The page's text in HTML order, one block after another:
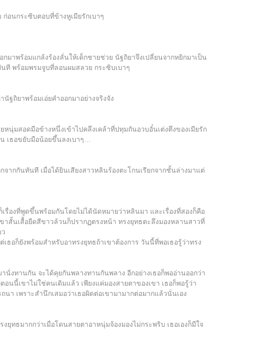
อนกระซิบตอบที่ข้างหูเมียรักเบาๆ
มาพร้อมแกล้งร้องลั่นให้เด็กชายช่วย นัฐถิยาจึงเปลี่ยนจากหยิกมาเป็น
ที พร้อมพรมจูบที่ลอนผมสลวย กระซิบเบาๆ
ฐถิยาพร้อมเอ่ยคำออกมาอย่างจริงจัง
นุ่มสอดมือข้างหนึ่งเข้าไปคลึงเคล้าที่ปทุมถันอวบอั๋นเต่งตึงของเมียรัก
เธอขยับมือน้อยขึ้นลงเบาๆ…
ากกันทันที เมื่อได้ยินเสียงสาวหลินร้องตะโกนเรียกจากชั้นล่างมาแต่
รื่องที่พูดขึ้นพร้อมกันโดยไม่ได้นัดหมายว่าหลินมา และเรื่องที่สองก็คือ
าสั้นเสื้อยืดสีขาวล้วนก็ปรากฏตรงหน้า ทรงยุทธตะลึงมองหลานสาวที่
อก็ยังพร้อมสำหรับอาทรงยุทธถ้าเขาต้องการ วันนี้ที่พอเธอรู้ว่าทรง
งทานกัน จะได้คุยกันพลางทานกันพลาง อีกอย่างเธอก็พออ่านออกว่า
นนี้เขาไม่ใช่คนเดิมแล้ว เพียงแค่มองสายตาของเขา เธอก็พอรู้ว่า
า เพราะสำนึกเสมอว่าเธอผิดต่อเขามามากต่อมากแล้วนั่นเอง
ทธมากกว่าเมื่อโดนสายตาอาหนุ่มจ้องมองไม่กระพริบ เธอเองก็มีใจ